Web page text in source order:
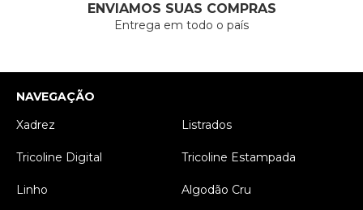
ENVIAMOS SUAS COMPRAS
Entrega em todo o país
NAVEGAÇÃO
Xadrez
Listrados
Tricoline Digital Tricoline Estampada
Linho Algodão Cru